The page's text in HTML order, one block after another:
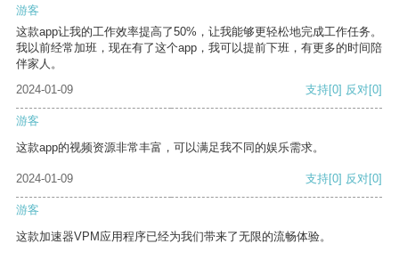
游客
这款app让我的工作效率提高了50%，让我能够更轻松地完成工作任务。
我以前经常加班，现在有了这个app，我可以提前下班，有更多的时间陪
伴家人。
2024-01-09
支持[0] 反对[0]
游客
这款app的视频资源非常丰富，可以满足我不同的娱乐需求。
2024-01-09 支持[0] 反对[0]
游客
这款加速器VPM应用程序已经为我们带来了无限的流畅体验。